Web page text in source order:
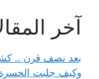
آخر
بعد نصف قرن ..
وكيف جلبت الحسرة